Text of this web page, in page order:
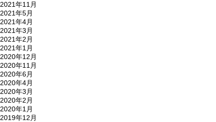
2021年11月
2021年5月
2021年4月
2021年3月
2021年2月
2021年1月
2020年12月
2020年11月
2020年6月
2020年4月
2020年3月
2020年2月
2020年1月
2019年12月